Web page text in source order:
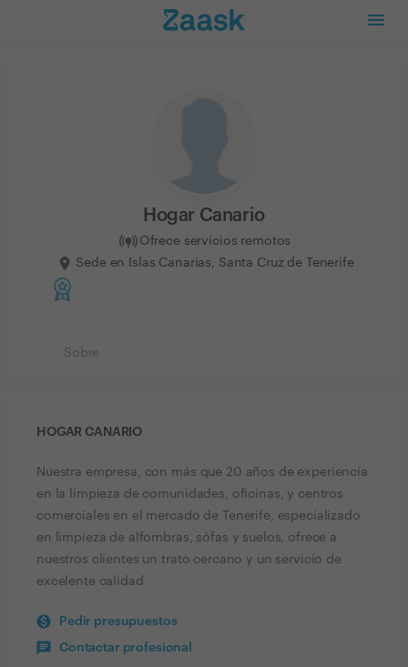
Hogar Canario
Ofrece servicios remotos
Sede en Islas Canarias, Santa Cruz de Tenerife
Sobre
HOGAR CANARIO
Nuestra empresa, con más que 20 años de experiencia
en la limpieza de comunidades, oficinas, y centros
comerciales en el mercado de Tenerife, especializado
en limpieza de alfombras, sófas y suelos, ofrece a
nuestros clientes un trato cercano y un servicio de
excelente calidad
Pedir presupuestos
Contactar profesional